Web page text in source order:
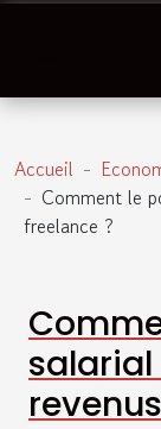
Accueil
Comment le
freelance ?